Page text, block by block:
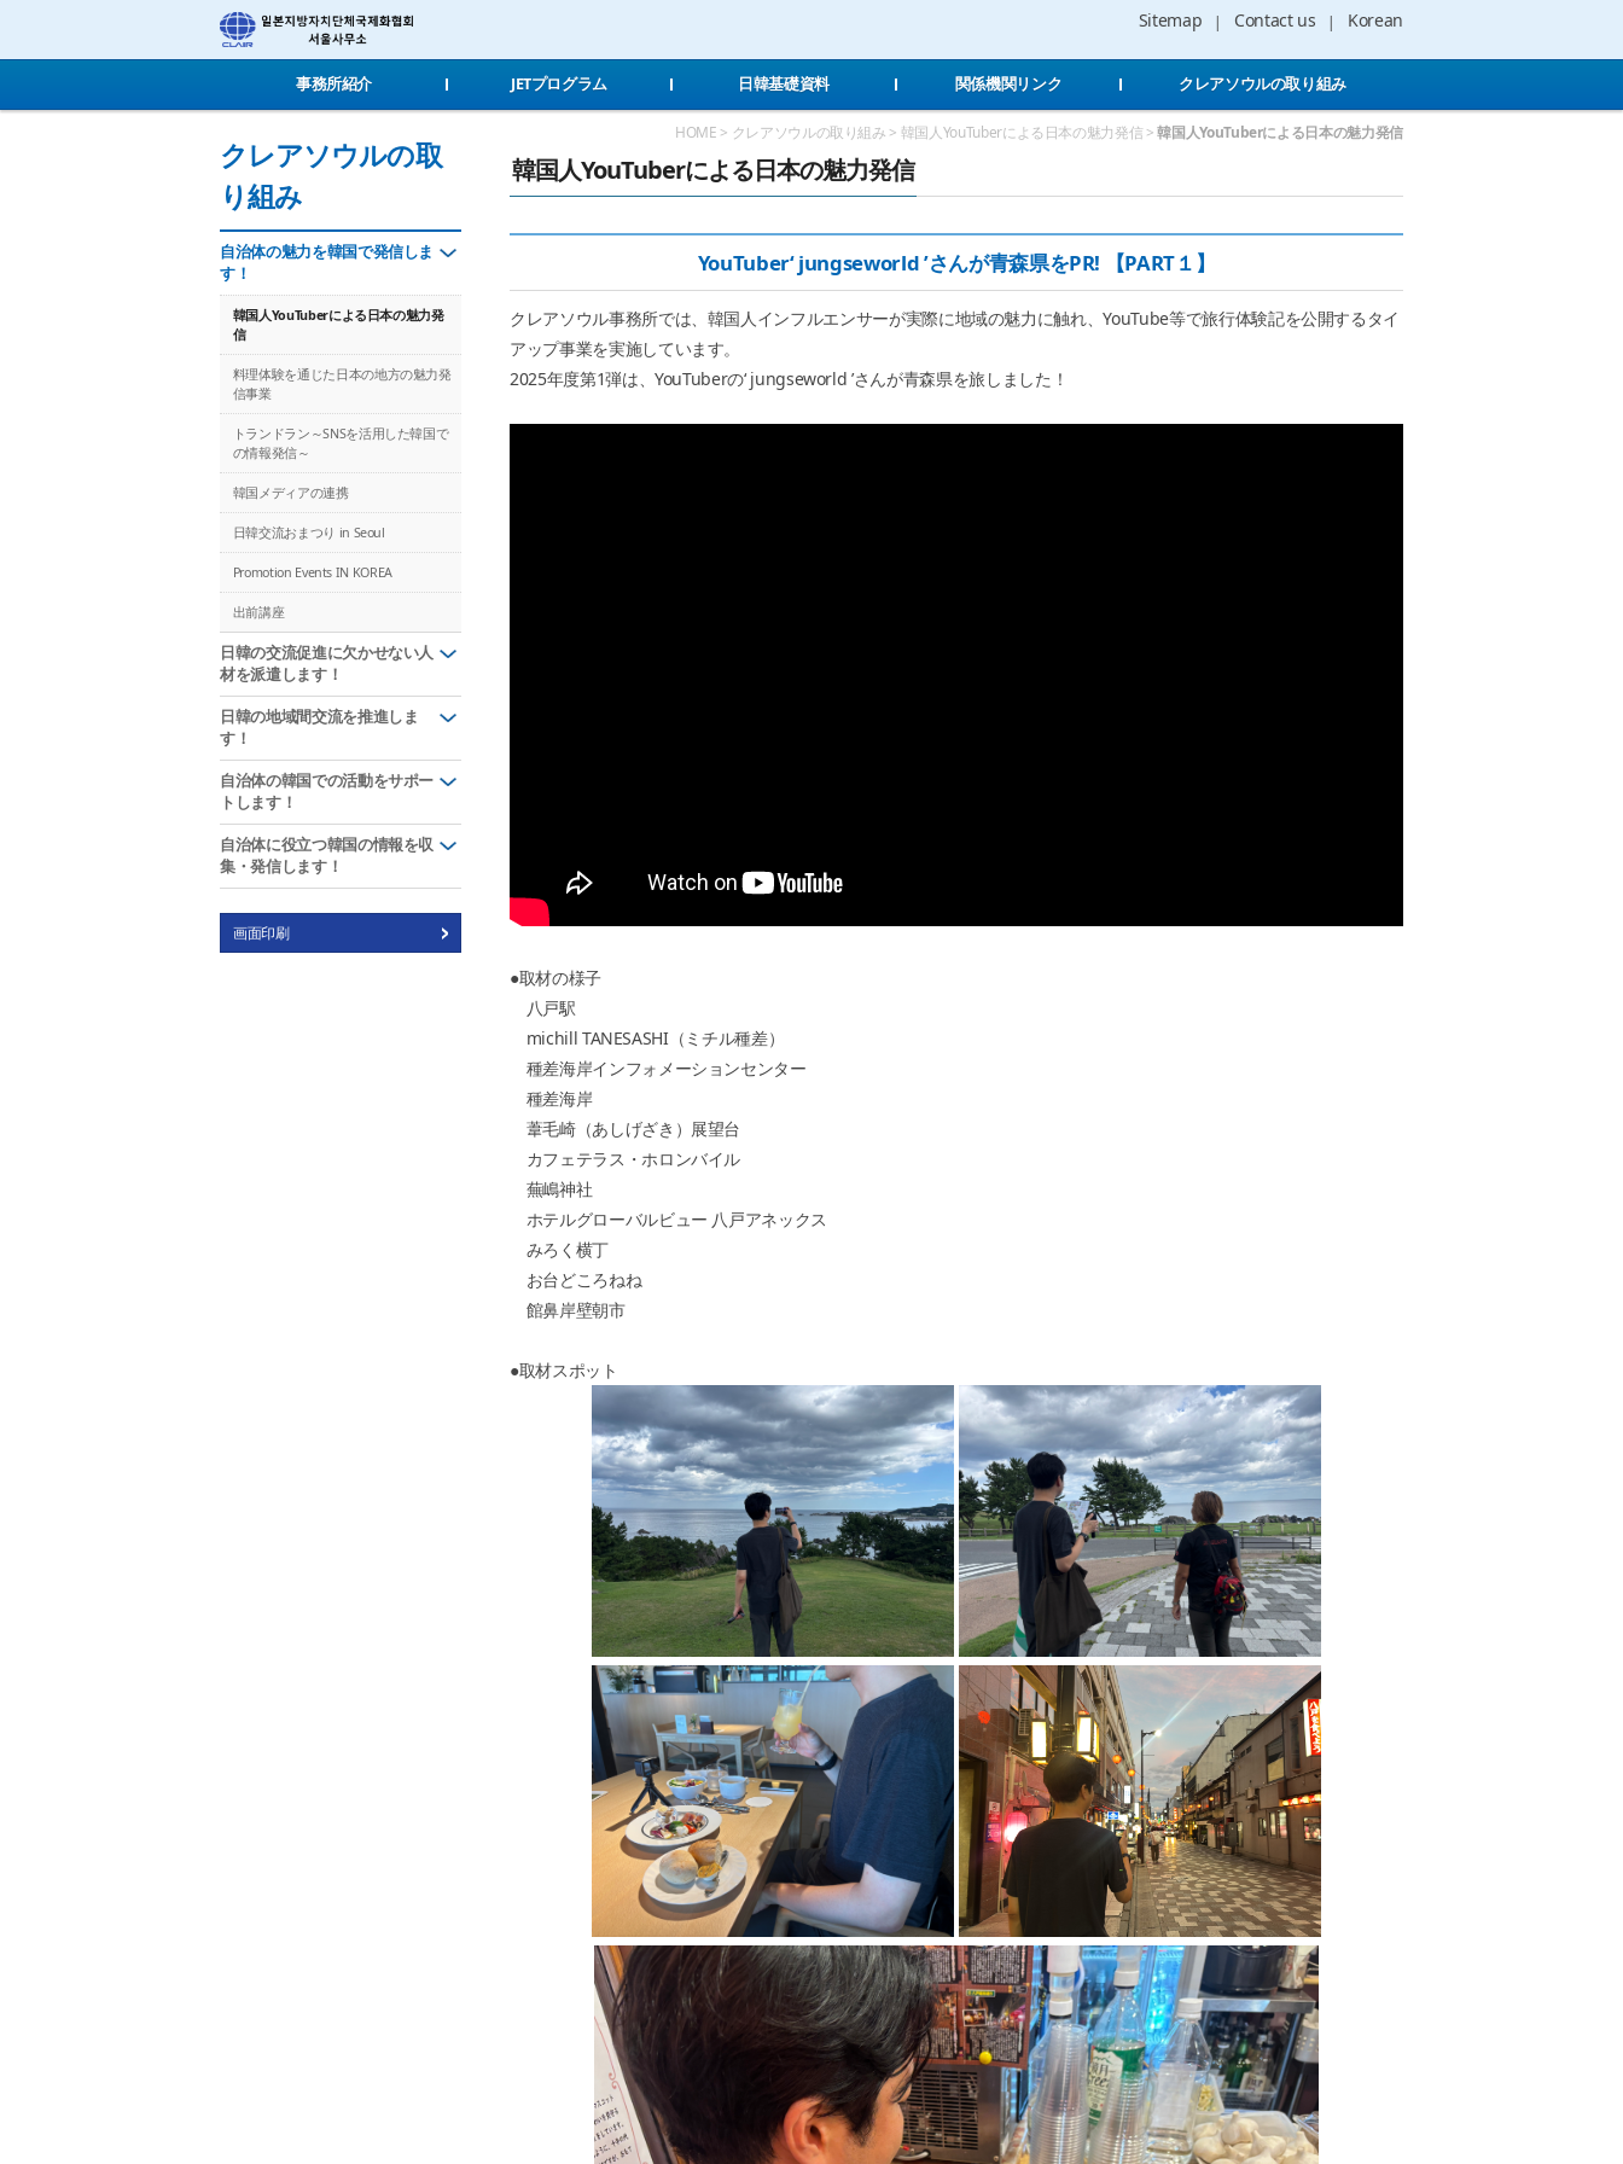
Sitemap Contact us Korean
事務所紹介 JETプログラム 日韓基礎資料 関係機関リンク クレアソウルの取り組み
クレアソウルの取
り組み
自治体の魅力を韓国で発信しま
す！
韓国人YouTuberによる日本の魅力発
信
料理体験を通じた日本の地方の魅力発
信事業
トランドラン～SNSを活用した韓国で
の情報発信～
韓国メディアの連携
日韓交流おまつり in Seoul
Promotion Events IN KOREA
出前講座
日韓の交流促進に欠かせない人
材を派遣します！
日韓の地域間交流を推進しま
す！
自治体の韓国での活動をサポー
トします！
自治体に役立つ韓国の情報を収
集・発信します！
画面印刷
HOME > クレアソウルの取り組み > 韓国人YouTuberによる日本の魅力発信 >韓国人YouTuberによる日本の魅力発信
韓国人YouTuberによる日本の魅力発信
YouTuber‘ jungseworld ’さんが青森県をPR! 【PART１】
クレアソウル事務所では、韓国人インフルエンサーが実際に地域の魅力に触れ、YouTube等で旅行体験記を公開するタイ
アップ事業を実施しています。
2025年度第1弾は、YouTuberの‘ jungseworld ’さんが青森県を旅しました！
●取材の様子
八戸駅
michill TANESASHI（ミチル種差）
種差海岸インフォメーションセンター
種差海岸
葦毛崎（あしげざき）展望台
カフェテラス・ホロンバイル
蕪嶋神社
ホテルグローバルビュー 八戸アネックス
みろく横丁
お台どころねね
館鼻岸壁朝市
●取材スポット